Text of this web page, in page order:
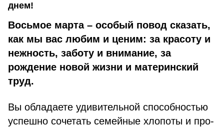
днем!
Восьмое марта – особый повод сказать,
как мы вас любим и ценим: за красоту и
нежность, заботу и внимание, за
рождение новой жизни и материнский
труд.
Вы обладаете удивительной способностью
успешно сочетать семейные хлопоты и про-